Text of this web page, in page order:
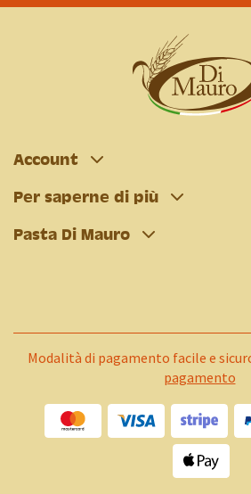
Account
Per saperne di più
Pasta Di Mauro
Modalità di pagamento facile e
pagamento